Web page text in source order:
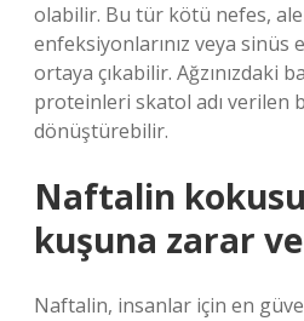
olabilir. Bu tür kötü nefes,
enfeksiyonlarınız veya
ortaya çıkabilir. Ağzınızdaki
proteinleri skatol adı verilen
dönüştürebilir.
Naftalin
kuşuna zarar
Naftalin, insanlar için en